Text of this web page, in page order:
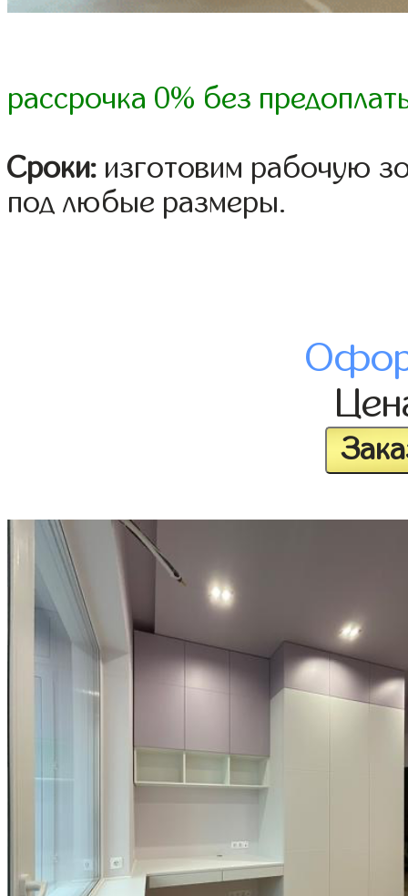
рассрочка 0% без
Сроки: изготовим рабочую
под любые размеры.